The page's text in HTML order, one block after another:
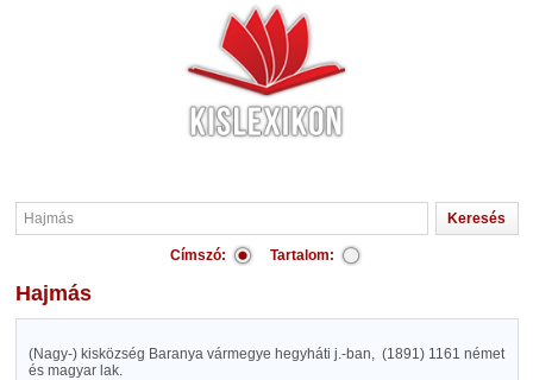
Címszó: Tartalom:
Hajmás
(Nagy-) kisközség Baranya vármegye hegyháti j.-ban, (1891) 1161 német
és magyar lak.